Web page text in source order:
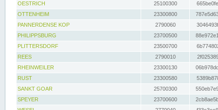
OESTRICH
25100300
OTTENHEIM
23300800
PANNERDENSE KOP
2790060
PHILIPPSBURG
23700500
PLITTERSDORF
23500700
REES
2790010
RHEINWEILER
23300130
RUST
23300580
SANKT GOAR
25700300
SPEYER
23700600